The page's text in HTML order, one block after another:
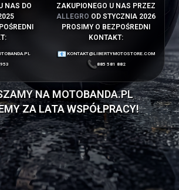
NAS DO
ZAKUPIONEGO U NAS PRZEZ
ALLEGRO OD STYCZNIA 2026
PROSIMY O BEZPOŚREDNI
KONTAKT:
KONTAKT@LIBERTYMOTOSTORE.COM
885 581 882
NA MOTOBANDA.PL
ZA LATA WSPÓŁPRACY!